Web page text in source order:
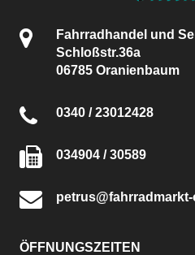
Fahrradhandel und
Schloßstr.36a
06785 Oranienbaum
0340 / 23012428
034904 / 30589
ÖFFNUNGSZEITEN